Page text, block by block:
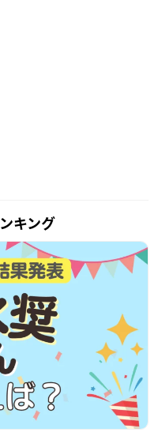
キング